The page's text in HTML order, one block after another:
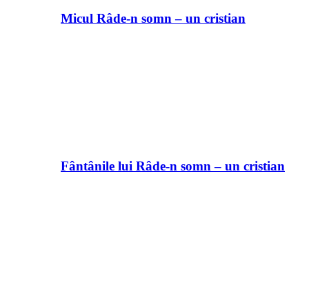
Micul Râde-n somn – un cristian
Fântânile lui Râde-n somn – un cristian